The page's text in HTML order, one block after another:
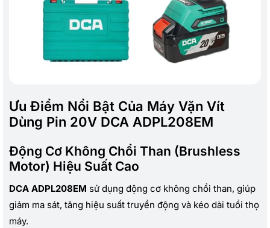
Ưu Điểm Nổi Bật Của Máy Vặn Vít
Dùng Pin 20V DCA ADPL208EM
Động Cơ Không Chổi Than (Brushless
Motor) Hiệu Suất Cao
DCA ADPL208EM sử dụng động cơ không chổi than, giúp
giảm ma sát, tăng hiệu suất truyền động và kéo dài tuổi thọ
máy.